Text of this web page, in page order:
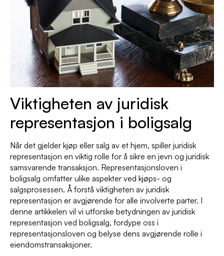
Viktigheten av juridisk
representasjon i boligsalg
Når det gjelder kjøp eller salg av et hjem, spiller juridisk
representasjon en viktig rolle for å sikre en jevn og juridisk
samsvarende transaksjon. Representasjonsloven i
boligsalg omfatter ulike aspekter ved kjøps- og
salgsprosessen. Å forstå viktigheten av juridisk
representasjon er avgjørende for alle involverte parter. I
denne artikkelen vil vi utforske betydningen av juridisk
representasjon ved boligsalg, fordype oss i
representasjonsloven og belyse dens avgjørende rolle i
eiendomstransaksjoner.